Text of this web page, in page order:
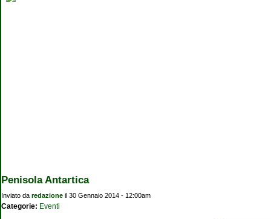
Penisola Antartica
Inviato da redazione il 30 Gennaio 2014 - 12:00am
Categorie: Eventi